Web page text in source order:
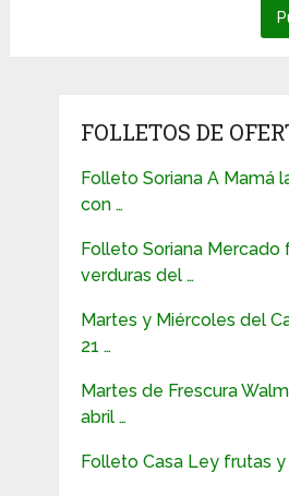
FOLLETOS DE
Folleto Soriana A Mamá
con …
Folleto Soriana Mercado
verduras del …
Martes y Miércoles del
21 …
Martes de Frescura
abril …
Folleto Casa Ley frutas y